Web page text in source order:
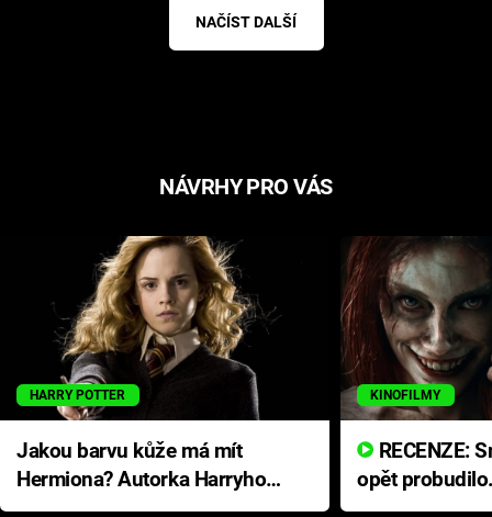
NAČÍST DALŠÍ
NÁVRHY PRO VÁS
HARRY POTTER
Jakou barvu kůže má mít
Hermiona? Autorka Harryho
Pottera přišla s ráznou
KINOFILMY
opět
přichází s